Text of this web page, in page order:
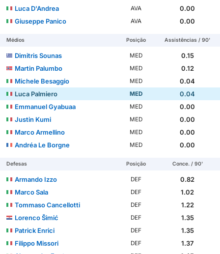
Luca D'Andrea
AVA
0.00
Giuseppe Panico
AVA 0.00
Médios Posição Assistências / 90'
Dimitris Sounas MED
0.15
Martin Palumbo
MED
0.12
Michele Besaggio
MED
0.04
Luca Palmiero
MED
0.04
Emmanuel Gyabuaa
MED
0.00
Justin Kumi
MED
0.00
Marco Armellino
MED
0.00
Andréa Le Borgne
MED 0.00
Defesas Posição Conce. / 90'
Armando Izzo DEF
0.82
Marco Sala
DEF
1.02
Tommaso Cancellotti
DEF
1.22
Lorenco Šimić
DEF
1.35
Patrick Enrici
DEF
1.35
Filippo Missori
DEF
1.37